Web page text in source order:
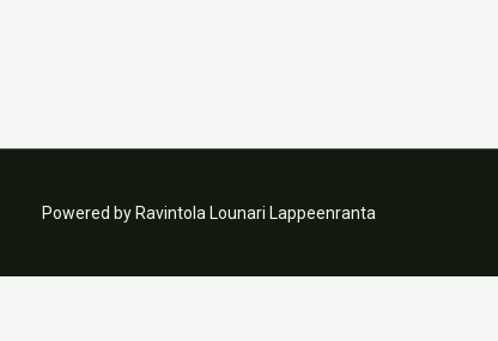
Powered by Ravintola Lounari Lappeenranta